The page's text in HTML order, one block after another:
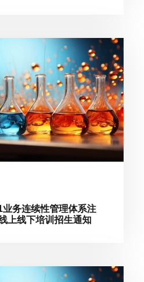
务连续性管理体系注
上线下培训招生通知